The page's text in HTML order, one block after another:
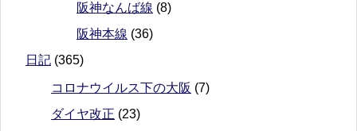
阪神なんば線 (8)
阪神本線 (36)
日記 (365)
コロナウイルス下の大阪 (7)
ダイヤ改正 (23)